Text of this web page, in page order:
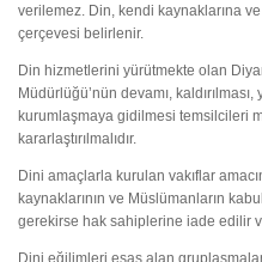
verilemez. Din, kendi kaynaklarına ve
çerçevesi belirlenir.
Din hizmetlerini yürütmekte olan
Müdürlüğü’nün devamı,
kurumlaşmaya gidilmesi temsilcileri
kararlaştırılmalıdır.
Dini amaçlarla kurulan vakıflar
kaynaklarının ve Müslümanların
gerekirse hak sahiplerine iade edilir
Dini eğilimleri esas alan